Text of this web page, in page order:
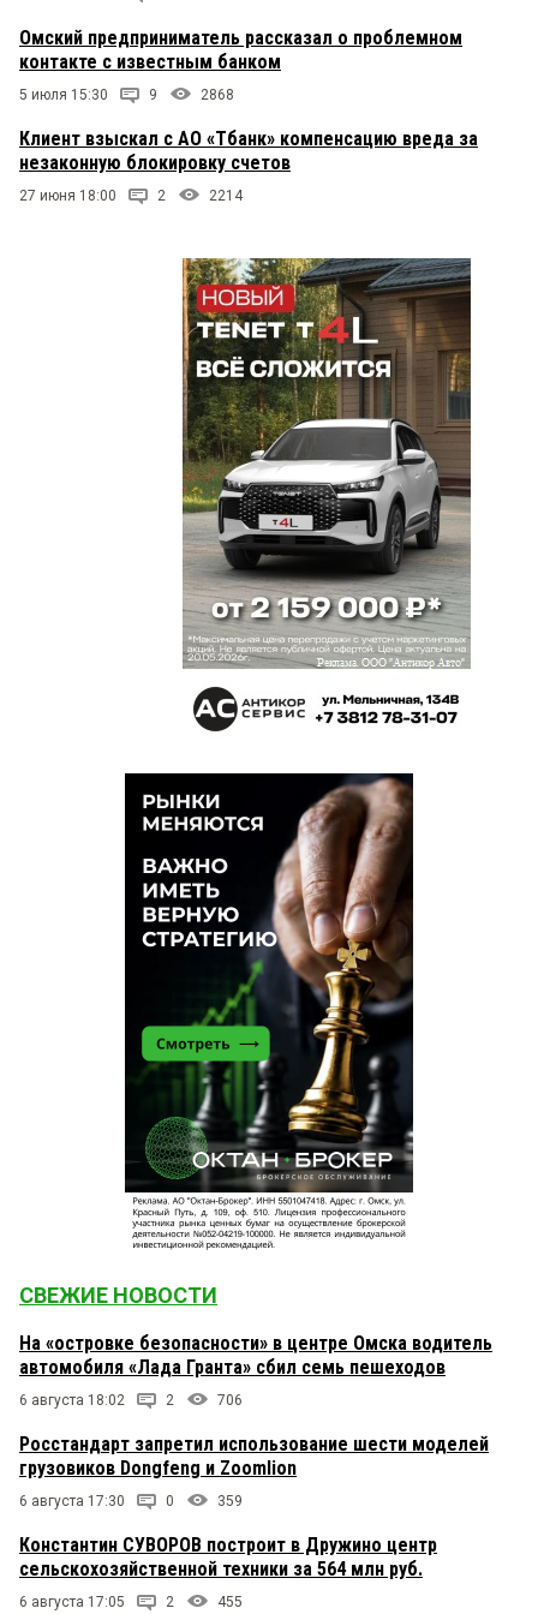
Омский предприниматель рассказал о проблемном
контакте с известным банком
5 июля 15:30 9 2868
Клиент взыскал с АО «Тбанк» компенсацию вреда за
незаконную блокировку счетов
27 июня 18:00 2 2214
СВЕЖИЕ НОВОСТИ
На «островке безопасности» в центре Омска водитель
автомобиля «Лада Гранта» сбил семь пешеходов
6 августа 18:02 2 706
Росстандарт запретил использование шести моделей
грузовиков Dongfeng и Zoomlion
6 августа 17:30 0 359
Константин СУВОРОВ построит в Дружино центр
сельскохозяйственной техники за 564 млн руб.
6 августа 17:05 2 455